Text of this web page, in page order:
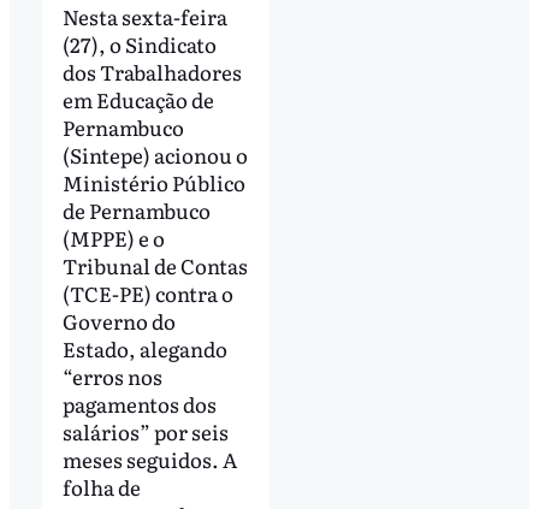
Nesta sexta-feira
(27), o Sindicato
dos Trabalhadores
em Educação de
Pernambuco
(Sintepe) acionou o
Ministério Público
de Pernambuco
(MPPE) e o
Tribunal de Contas
(TCE-PE) contra o
Governo do
Estado, alegando
“erros nos
pagamentos dos
salários” por seis
meses seguidos. A
folha de